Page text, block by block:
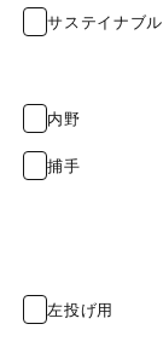
サステイナブル
内野
捕手
左投げ用